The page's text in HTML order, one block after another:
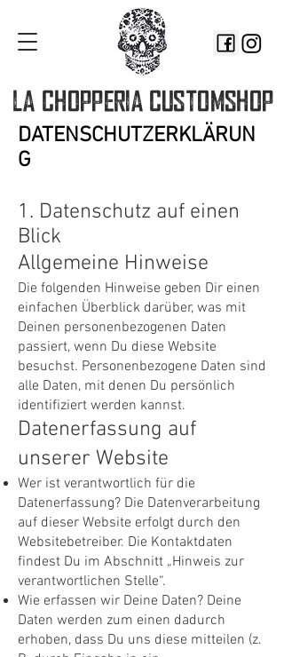
LA CHOPPERIA CUSTOMSHOP
DATENSCHUTZERKLÄRUN
G
1. Datenschutz auf einen
Blick
Allgemeine Hinweise
Die folgenden Hinweise geben Dir einen
einfachen Überblick darüber, was mit
Deinen personenbezogenen Daten
passiert, wenn Du diese Website
besuchst. Personenbezogene Daten sind
alle Daten, mit denen Du persönlich
identifiziert werden kannst.
Datenerfassung auf
unserer Website
Wer ist verantwortlich für die
Datenerfassung? Die Datenverarbeitung
auf dieser Website erfolgt durch den
Websitebetreiber. Die Kontaktdaten
findest Du im Abschnitt „Hinweis zur
verantwortlichen Stelle“.
Wie erfassen wir Deine Daten? Deine
Daten werden zum einen dadurch
erhoben, dass Du uns diese mitteilen (z.